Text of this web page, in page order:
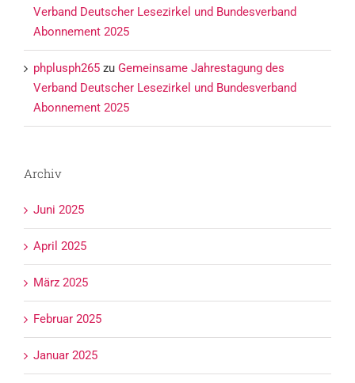
Verband Deutscher Lesezirkel und Bundesverband
Abonnement 2025
phplusph265 zu Gemeinsame Jahrestagung des
Verband Deutscher Lesezirkel und Bundesverband
Abonnement 2025
Archiv
Juni 2025
April 2025
März 2025
Februar 2025
Januar 2025